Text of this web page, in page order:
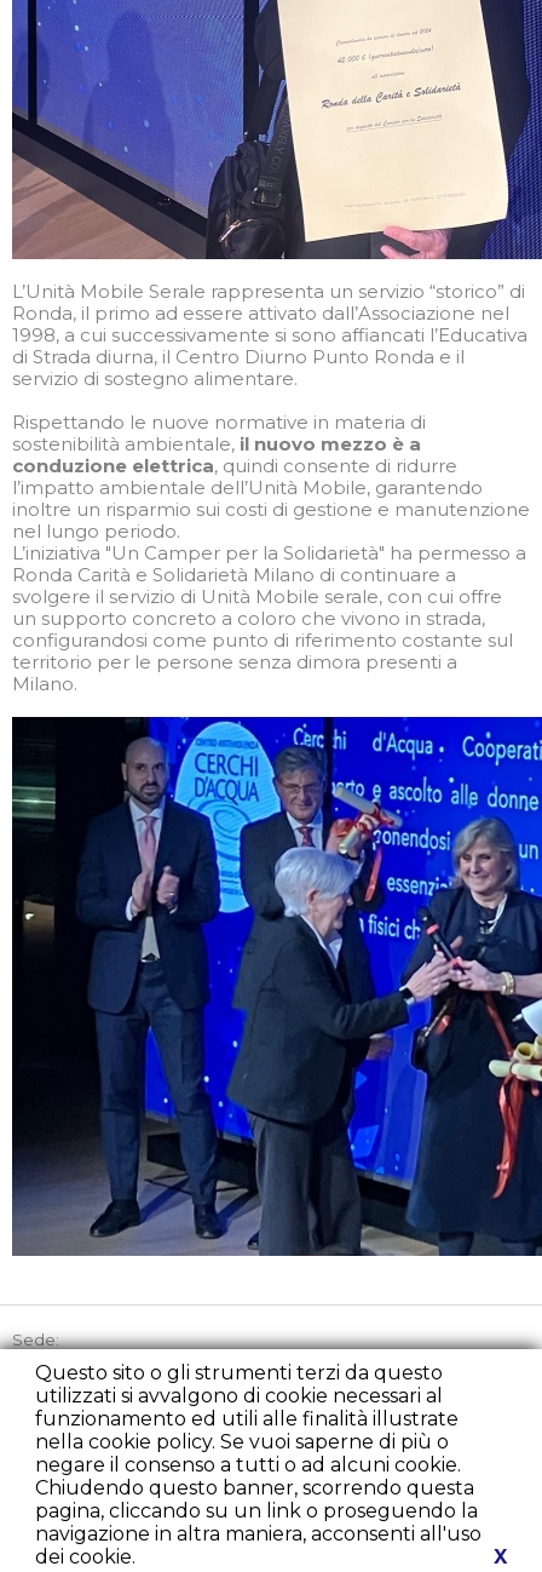
Questo sito o gli strumenti terzi da questo
utilizzati si avvalgono di cookie necessari al
funzionamento ed utili alle finalità illustrate
nella cookie policy. Se vuoi saperne di più o
negare il consenso a tutti o ad alcuni cookie.
Chiudendo questo banner, scorrendo questa
pagina, cliccando su un link o proseguendo la
navigazione in altra maniera, acconsenti all'uso
dei cookie.
X
L’Unità Mobile Serale rappresenta un servizio “storico” di
Ronda, il primo ad essere attivato dall’Associazione nel
1998, a cui successivamente si sono affiancati l’Educativa
di Strada diurna, il Centro Diurno Punto Ronda e il
servizio di sostegno alimentare.
Rispettando le nuove normative in materia di
sostenibilità ambientale, il nuovo mezzo è a
conduzione elettrica, quindi consente di ridurre
l’impatto ambientale dell’Unità Mobile, garantendo
inoltre un risparmio sui costi di gestione e manutenzione
nel lungo periodo.
L’iniziativa "Un Camper per la Solidarietà" ha permesso a
Ronda Carità e Solidarietà Milano di continuare a
svolgere il servizio di Unità Mobile serale, con cui offre
un supporto concreto a coloro che vivono in strada,
configurandosi come punto di riferimento costante sul
territorio per le persone senza dimora presenti a
Milano.
Sede:
Via Picozzi 21, 20131 Milano
Tel:+39 02 45863842
Cell:+39 348 2235107
Fax:+39 02 22225279
presidenza@rondacaritamilano.com
diurno@rondacaritamilano.com
comunicazione@rondacaritamilano.com